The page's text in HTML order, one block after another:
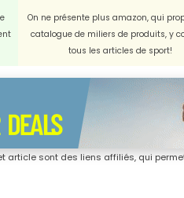
On ne présente plus amazon, qui
catalogue de miliers de produits, y
tous les articles de sport!
article sont des liens affiliés, qui